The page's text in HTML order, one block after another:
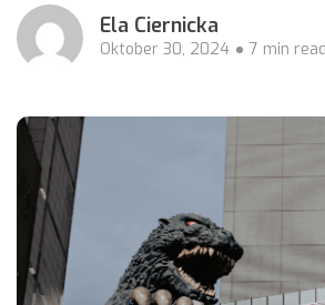
Ela Ciernicka
Oktober 30, 2024 7 min read